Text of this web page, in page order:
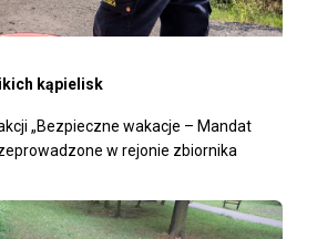
kąpielisk
„Bezpieczne wakacje – Mandat
w rejonie zbiornika